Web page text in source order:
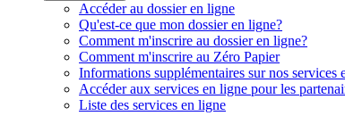
Accéder au dossier en ligne
Qu'est-ce que mon dossier en ligne?
Comment m'inscrire au dossier en ligne?
Comment m'inscrire au Zéro Papier
Informations supplémentaires sur nos services
Accéder aux services en ligne pour les
Liste des services en ligne